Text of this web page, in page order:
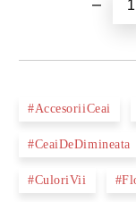
#AccesoriiCeai
#CeaiDeDimineata
#CuloriVii